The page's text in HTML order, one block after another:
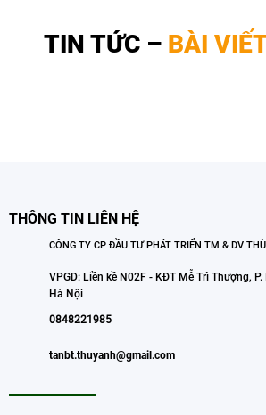
TIN TỨC – BÀI
THÔNG TIN LIÊN HỆ
CÔNG TY CP ĐẦU TƯ PHÁT TRIỂN TM & DV
VPGD: Liền kề N02F - KĐT Mễ Trì Thượng,
Hà Nội
0848221985
tanbt.thuyanh@gmail.com